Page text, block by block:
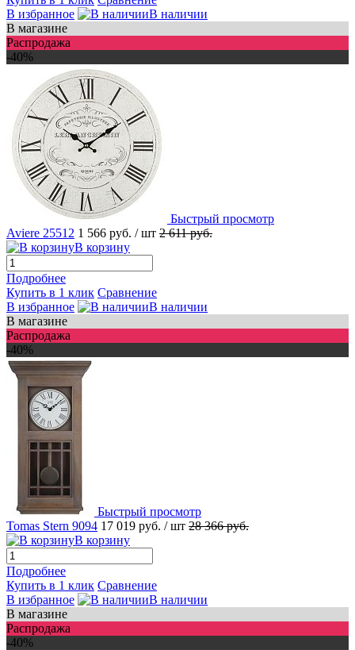
В избранное
В наличии
В магазине
Распродажа
-40%
Быстрый просмотр
Aviere 25512 1 566 руб. / шт 2 611 руб.
В корзину
Подробнее
Купить в 1 клик Сравнение
В избранное
В наличии
В магазине
Распродажа
-40%
Быстрый просмотр
Tomas Stern 9094 17 019 руб. / шт 28 366 руб.
В корзину
Подробнее
Купить в 1 клик Сравнение
В избранное
В наличии
В магазине
Распродажа
-40%